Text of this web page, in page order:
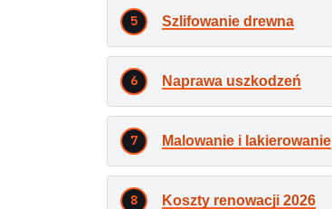
Szlifowanie drewna
Naprawa uszkodzeń
Malowanie i lakierowanie
Koszty renowacji 2026